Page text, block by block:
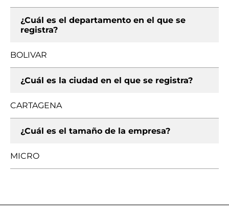
¿Cuál es el departamento en el que se
registra?
BOLIVAR
¿Cuál es la ciudad en el que se registra?
CARTAGENA
¿Cuál es el tamaño de la empresa?
MICRO